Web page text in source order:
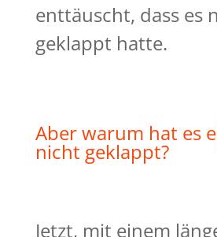
enttäuscht, dass es
geklappt hatte.
Aber warum hat es
nicht geklappt?
Jetzt, mit einem